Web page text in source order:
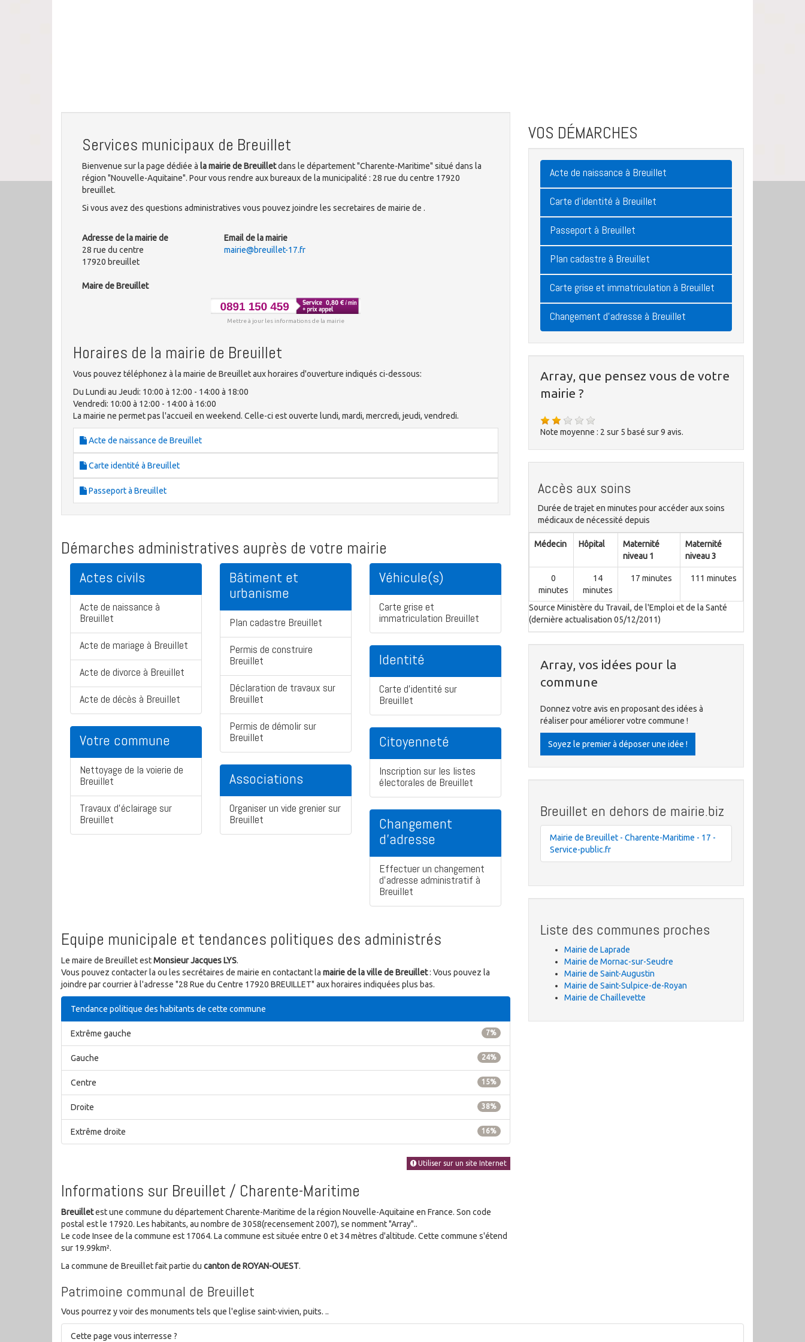
Services municipaux de Breuillet
Bienvenue sur la page dédiée à la mairie de Breuilletdans le département "Charente-Maritime" situé dans la
région "Nouvelle-Aquitaine". Pour vous rendre aux bureaux de la municipalité : 28 rue du centre 17920
breuillet.
Si vous avez des questions administratives vous pouvez joindre les secretaires de mairie de .
Adresse de la mairie de
28 rue du centre
17920 breuillet
Maire de Breuillet
Email de la mairie
mairie@breuillet-17.fr
Mettre à jour les informations de la mairie
Horaires de la mairie de Breuillet
Vous pouvez téléphonez à la mairie de Breuillet aux horaires d'ouverture indiqués ci-dessous:
Du Lundi au Jeudi: 10:00 à 12:00 - 14:00 à 18:00
Vendredi: 10:00 à 12:00 - 14:00 à 16:00
La mairie ne permet pas l'accueil en weekend. Celle-ci est ouverte lundi, mardi, mercredi, jeudi, vendredi.
Acte de naissance de Breuillet
Carte identité à Breuillet
Passeport à Breuillet
Démarches administratives auprès de votre mairie
Actes civils
Acte de naissance à
Breuillet
Acte de mariage à Breuillet
Acte de divorce à Breuillet
Acte de décès à Breuillet
Votre commune
Nettoyage de la voierie de
Breuillet
Travaux d'éclairage sur
Breuillet
Bâtiment et
urbanisme
Plan cadastre Breuillet
Permis de construire
Breuillet
Déclaration de travaux sur
Breuillet
Permis de démolir sur
Breuillet
Associations
Organiser un vide grenier sur
Breuillet
Véhicule(s)
Carte grise et
immatriculation Breuillet
Identité
Carte d'identité sur
Breuillet
Citoyenneté
Inscription sur les listes
électorales de Breuillet
Changement
d'adresse
Effectuer un changement
d'adresse administratif à
Breuillet
Equipe municipale et tendances politiques des administrés
Le maire de Breuillet estMonsieur Jacques LYS.
Vous pouvez contacter la ou les secrétaires de mairie en contactant la mairie de la ville de Breuillet: Vous pouvez la
joindre par courrier à l'adresse "28 Rue du Centre 17920 BREUILLET" aux horaires indiquées plus bas.
Tendance politique des habitants de cette commune
7%
Extrême gauche
24%
Gauche
15%
Centre
38%
Droite
16%
Extrême droite
Utiliser sur un site Internet
Informations sur Breuillet / Charente-Maritime
Breuilletest une commune du département Charente-Maritime de la région Nouvelle-Aquitaine en France. Son code
postal est le 17920. Les habitants, au nombre de 3058(recensement 2007), se nomment "Array"..
Le code Insee de la commune est 17064. La commune est située entre 0 et 34 mètres d'altitude. Cette commune s'étend
sur 19.99km².
La commune de Breuillet fait partie du canton de ROYAN-OUEST.
Patrimoine communal de Breuillet
Vous pourrez y voir des monuments tels que l'eglise saint-vivien, puits. ..
VOS DÉMARCHES
Acte de naissance à Breuillet
Carte d'identité à Breuillet
Passeport à Breuillet
Plan cadastre à Breuillet
Carte grise et immatriculation à Breuillet
Changement d'adresse à Breuillet
Array, que pensez vous de votre
mairie ?
Note moyenne : 2 sur 5 basé sur9 avis.
Accès aux soins
Durée de trajet en minutes pour accéder aux soins
médicaux de nécessité depuis
Médecin Hôpital
Maternité
niveau 1
Maternité
niveau 3
0
minutes
14
minutes
17 minutes 111 minutes
Source Ministère du Travail, de l'Emploi et de la Santé
(dernière actualisation 05/12/2011)
Array, vos idées pour la
commune
Donnez votre avis en proposant des idées à
réaliser pour améliorer votre commune !
Soyez le premier à déposer une idée !
Breuillet en dehors de mairie.biz
Mairie de Breuillet - Charente-Maritime - 17 -
Service-public.fr
Liste des communes proches
Mairie de Laprade
Mairie de Mornac-sur-Seudre
Mairie de Saint-Augustin
Mairie de Saint-Sulpice-de-Royan
Mairie de Chaillevette
Cette page vous interresse ?